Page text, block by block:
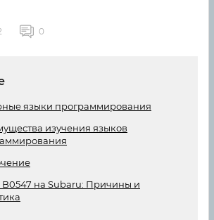
0
языки программирования
изучения языков
на Subaru: Причины и